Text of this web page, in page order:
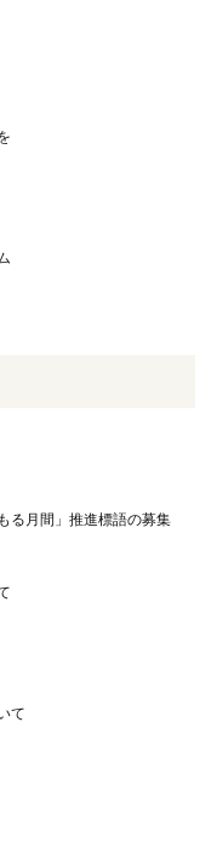
る月間」推進標語の募集
て